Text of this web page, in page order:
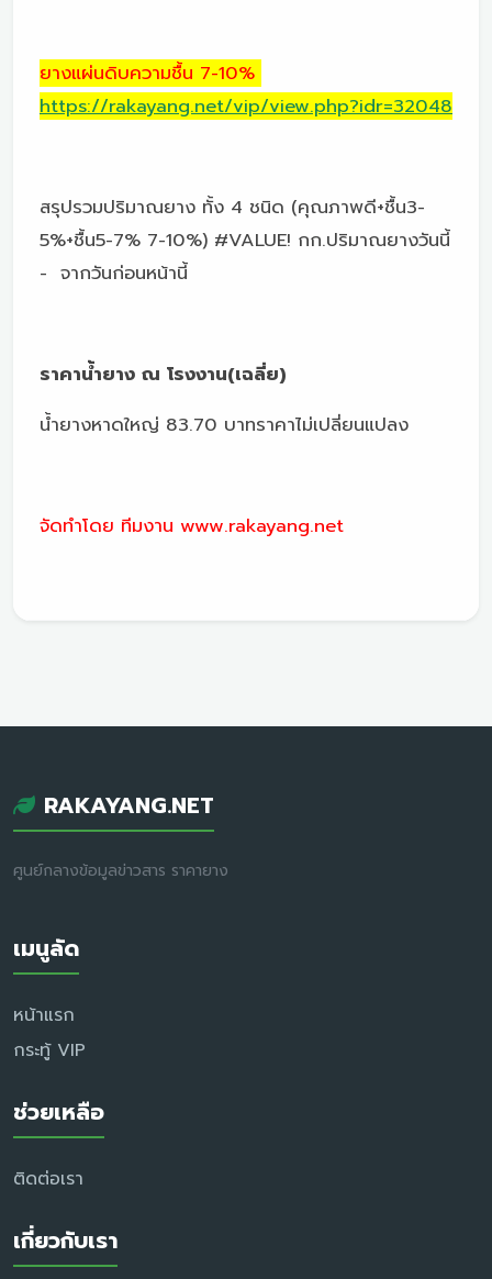
ยางแผ่นดิบความชื้น 7-10%
https://rakayang.net/vip/view.php?idr=32048
สรุปรวมปริมาณยาง ทั้ง 4 ชนิด (คุณภาพดี+ชื้น3-
5%+ชื้น5-7% 7-10%) #VALUE! กก.ปริมาณยางวันนี้
- จากวันก่อนหน้านี้
ราคาน้ำยาง ณ โรงงาน(เฉลี่ย)
น้ำยางหาดใหญ่ 83.70 บาทราคาไม่เปลี่ยนแปลง
จัดทำโดย ทีมงาน www.rakayang.net
RAKAYANG.NET
ศูนย์กลางข้อมูลข่าวสาร ราคายาง
เมนูลัด
หน้าแรก
กระทู้ VIP
ช่วยเหลือ
ติดต่อเรา
เกี่ยวกับเรา